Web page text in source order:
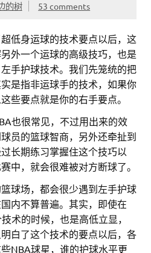
的树 53 comments
低身运球的技术要点以后，这
外一个运球的高级技巧，也是
手护球技术。我们先笼统的把
是指非运球手的技术，如果你
些要点就是你的右手要点。
也很常见，不过用出来的效
员的篮球智商，另外还牵扯到
长期练习掌握住这个技巧以
中，就会很难被对方断球了。
球场，都会很少遇到左手护球
内不算普遍。其实，即使在
术的时候，也是高低立显，
白了这个技术的要点以后，各
NBA球星，谁的护球水平更